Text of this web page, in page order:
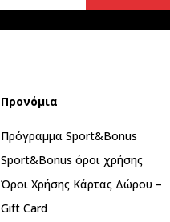
Προνόμια
Πρόγραμμα Sport&Bonus
Sport&Bonus όροι χρήσης
Όροι Χρήσης Κάρτας Δώρου –
Gift Card